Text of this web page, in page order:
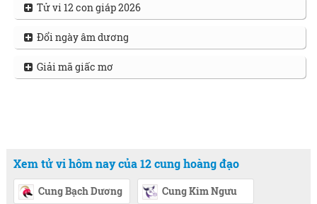
Tử vi 12 con giáp 2026
Đổi ngày âm dương
Giải mã giấc mơ
Xem tử vi hôm nay của 12 cung hoàng đạo
Cung Bạch Dương Cung Kim Ngưu